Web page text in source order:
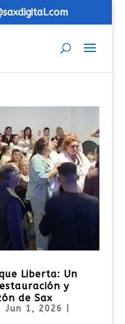
Liberta: Un
y
de Sax
Jun 1, 2026